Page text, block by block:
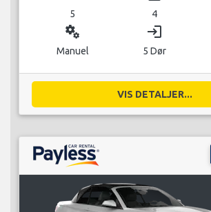
5 4
miscellaneous_services
Manuel
login
5 Dør
VIS DETALJER...